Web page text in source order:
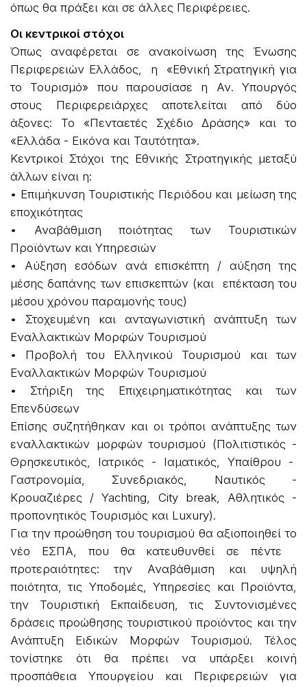
όπως θα πράξει και σε άλλες Περιφέρειες.
Οι κεντρικοί στόχοι
Όπως αναφέρεται σε ανακοίνωση της Ένωσης
Περιφερειών Ελλάδος, η «Εθνική Στρατηγική για
το Τουρισμό» που παρουσίασε η Αν. Υπουργός
στους Περιφερειάρχες αποτελείται από δύο
άξονες: Το «Πενταετές Σχέδιο Δράσης» και το
«Ελλάδα - Εικόνα και Ταυτότητα».
Κεντρικοί Στόχοι της Εθνικής Στρατηγικής μεταξύ
άλλων είναι η:
• Επιμήκυνση Τουριστικής Περιόδου και μείωση της
εποχικότητας
• Αναβάθμιση ποιότητας των Τουριστικών
Προϊόντων και Υπηρεσιών
• Αύξηση εσόδων ανά επισκέπτη / αύξηση της
μέσης δαπάνης των επισκεπτών (και επέκταση του
μέσου χρόνου παραμονής τους)
• Στοχευμένη και ανταγωνιστική ανάπτυξη των
Εναλλακτικών Μορφών Τουρισμού
• Προβολή του Ελληνικού Τουρισμού και των
Εναλλακτικών Μορφών Τουρισμού
• Στήριξη της Επιχειρηματικότητας και των
Επενδύσεων
Επίσης συζητήθηκαν και οι τρόποι ανάπτυξης των
εναλλακτικών μορφών τουρισμού (Πολιτιστικός -
Θρησκευτικός, Ιατρικός - Ιαματικός, Υπαίθρου -
Γαστρονομία, Συνεδριακός, Ναυτικός -
Κρουαζιέρες / Yachting, City break, Αθλητικός -
προπονητικός Τουρισμός και Luxury).
Για την προώθηση του τουρισμού θα αξιοποιηθεί το
νέο ΕΣΠΑ, που θα κατευθυνθεί σε πέντε
προτεραιότητες: την Αναβάθμιση και υψηλή
ποιότητα, τις Υποδομές, Υπηρεσίες και Προϊόντα,
την Τουριστική Εκπαίδευση, τις Συντονισμένες
δράσεις προώθησης τουριστικού προϊόντος και την
Ανάπτυξη Ειδικών Μορφών Τουρισμού. Τέλος
τονίστηκε ότι θα πρέπει να υπάρξει κοινή
προσπάθεια Υπουργείου και Περιφερειών για